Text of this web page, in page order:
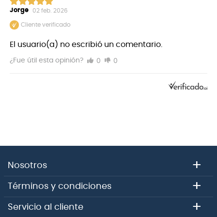
Sinónimo de todo lo relacionado con el rock and roll
Actualmente, las marcas de Fender incluyen Fender®,
Squier®, Gretsch®, Jackson®, Charvel® y EVH®, entre
otras.
Jorge 02 feb. 2026
Cliente verificado
El usuario(a) no escribió un comentario.
¿Fue útil esta opinión? 0 0
Nosotros +
Términos y condiciones +
Servicio al cliente +